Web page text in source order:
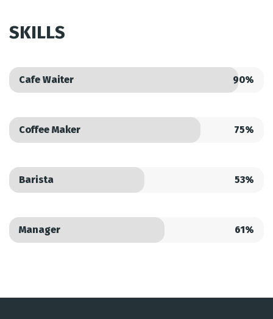
SKILLS
Cafe Waiter 90%
Coffee Maker 75%
Barista 53%
Manager 61%